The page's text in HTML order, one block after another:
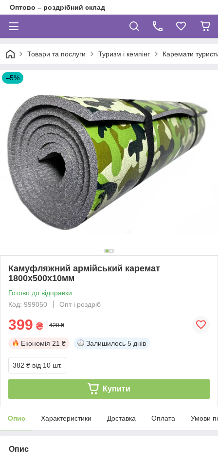
Оптово – роздрібний склад
Товари та послуги Туризм і кемпінг Каремати
–5%
Камуфляжний армійський каремат
1800х500х10мм
Готово до відправки
Код: 999050
Опт і роздріб
399 ₴ 420 ₴
Економія 21 ₴ Залишилось 5 днів
382 ₴ від 10 шт.
Купити
Опис Характеристики Доставка Оплата Умови
Опис